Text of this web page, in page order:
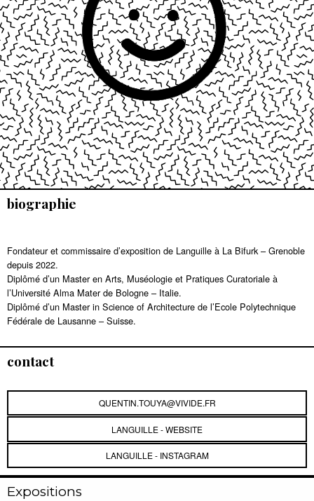
biographie
Fondateur et commissaire d’exposition de Languille à La Bifurk – Grenoble
depuis 2022.
Diplômé d’un Master en Arts, Muséologie et Pratiques Curatoriale à
l’Université Alma Mater de Bologne – Italie.
Diplômé d’un Master in Science of Architecture de l’Ecole Polytechnique
Fédérale de Lausanne – Suisse.
contact
QUENTIN.TOUYA@VIVIDE.FR
LANGUILLE - WEBSITE
LANGUILLE - INSTAGRAM
Expositions